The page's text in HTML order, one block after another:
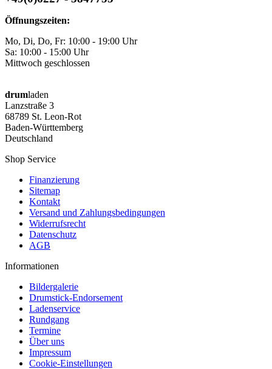
Öffnungszeiten:
Mo, Di, Do, Fr: 10:00 - 19:00 Uhr
Sa: 10:00 - 15:00 Uhr
Mittwoch geschlossen
drumladen
Lanzstraße 3
68789 St. Leon-Rot
Baden-Württemberg
Deutschland
Shop Service
Finanzierung
Sitemap
Kontakt
Versand und Zahlungsbedingungen
Widerrufsrecht
Datenschutz
AGB
Informationen
Bildergalerie
Drumstick-Endorsement
Ladenservice
Rundgang
Termine
Über uns
Impressum
Cookie-Einstellungen